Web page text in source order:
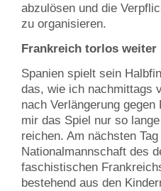
abzulösen und die
zu organisieren.
Frankreich torlos weiter
Spanien spielt sein
das, wie ich nachmittags
nach Verlängerung
mir das Spiel nur so
reichen. Am nächsten
Nationalmannschaft des
faschistischen
bestehend aus den